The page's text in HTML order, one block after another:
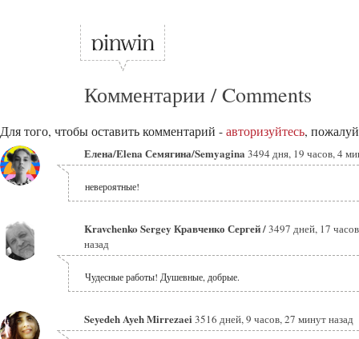
Комментарии / Comments
Для того, чтобы оставить комментарий - авторизуйтесь,
Елена/Elena Семягина/Semyagina 3494 дня, 19 часов, 4
невероятные!
Kravchenko Sergey Кравченко Сергей /3497 дней, 17
назад
Чудесные работы! Душевные, добрые.
Seyedeh Ayeh Mirrezaei 3516 дней, 9 часов, 27 минут назад